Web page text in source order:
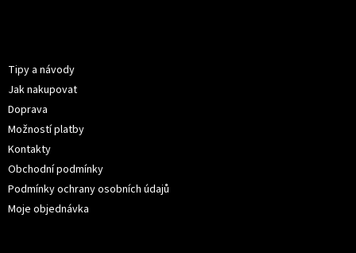
Tipy a návody
Jak nakupovat
Doprava
Možností platby
Kontakty
Obchodní podmínky
Podmínky ochrany osobních údajů
Moje objednávka